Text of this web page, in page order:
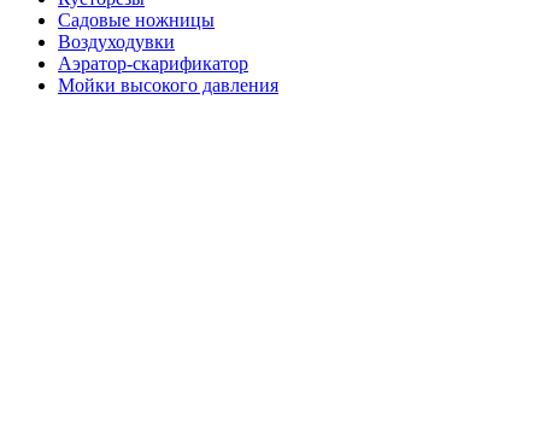
Садовые ножницы
Воздуходувки
Аэратор-скарификатор
Мойки высокого давления